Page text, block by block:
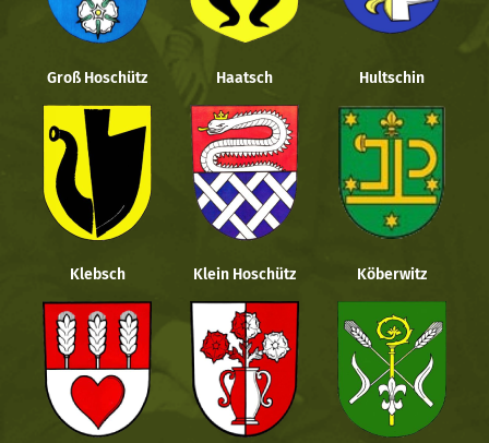
Groß Hoschütz Haatsch Hultschin
Klebsch Klein Hoschütz Köberwitz